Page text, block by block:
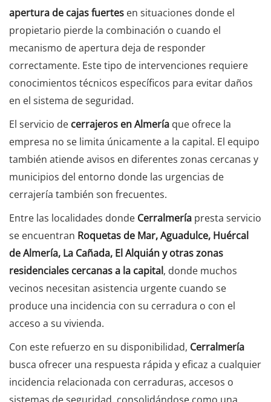
apertura de cajas fuertes en situaciones donde el
propietario pierde la combinación o cuando el
mecanismo de apertura deja de responder
correctamente. Este tipo de intervenciones requiere
conocimientos técnicos específicos para evitar daños
en el sistema de seguridad.
El servicio de cerrajeros en Almería que ofrece la
empresa no se limita únicamente a la capital. El equipo
también atiende avisos en diferentes zonas cercanas y
municipios del entorno donde las urgencias de
cerrajería también son frecuentes.
Entre las localidades donde Cerralmería presta servicio
se encuentran Roquetas de Mar, Aguadulce, Huércal
de Almería, La Cañada, El Alquián y otras zonas
residenciales cercanas a la capital, donde muchos
vecinos necesitan asistencia urgente cuando se
produce una incidencia con su cerradura o con el
acceso a su vivienda.
Con este refuerzo en su disponibilidad, Cerralmería
busca ofrecer una respuesta rápida y eficaz a cualquier
incidencia relacionada con cerraduras, accesos o